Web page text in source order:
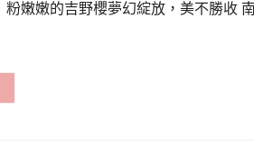
粉嫩嫩的吉野櫻夢幻綻放，美不勝收